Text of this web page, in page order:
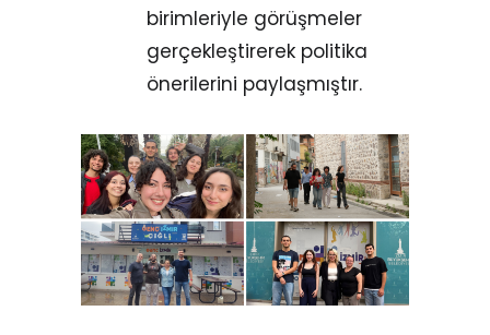
birimleriyle görüşmeler
gerçekleştirerek politika
önerilerini paylaşmıştır.